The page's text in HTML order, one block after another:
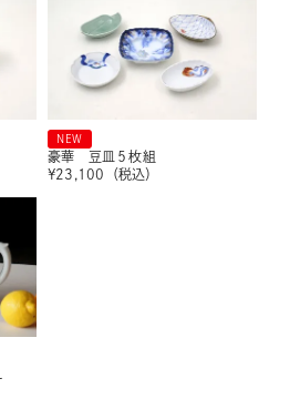
NEW
豪華 豆皿５枚組
¥23,100 （税込）